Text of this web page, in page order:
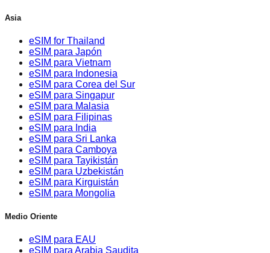
Asia
eSIM for Thailand
eSIM para Japón
eSIM para Vietnam
eSIM para Indonesia
eSIM para Corea del Sur
eSIM para Singapur
eSIM para Malasia
eSIM para Filipinas
eSIM para India
eSIM para Sri Lanka
eSIM para Camboya
eSIM para Tayikistán
eSIM para Uzbekistán
eSIM para Kirguistán
eSIM para Mongolia
Medio Oriente
eSIM para EAU
eSIM para Arabia Saudita